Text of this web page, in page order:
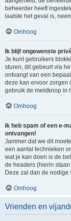
beheerder heeft
laatste het geval is,
Omhoog
Ik blijf ongewenste
Je kunt gebruikers
sturen, dit gebeurt via
ontvangt van een
deze kan ervoor zorgen
gebruik de meldknop in
Omhoog
Ik heb spam of een e-
ontvangen!
Jammer dat we dit
een aantal technieken
wat je kan doen is de
de headers (hierin
Deze zal dan de
Omhoog
Vrienden en